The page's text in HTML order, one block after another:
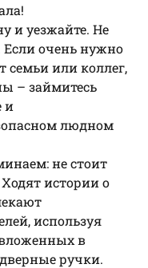
и уезжайте. Не
Если очень нужно
семьи или коллег,
– займитесь
и
людном
не стоит
истории о
используя
в
ручки.